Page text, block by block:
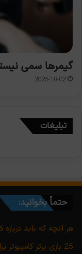
گیمرها سمی
2025-10-02
تبلیغات
حتماً بخوانید:
هر آنچه که باید درباره GTA 6 بدانید
25 بازی برتر کامپیوتر برای سیستم‌های متوسط و ضعیف